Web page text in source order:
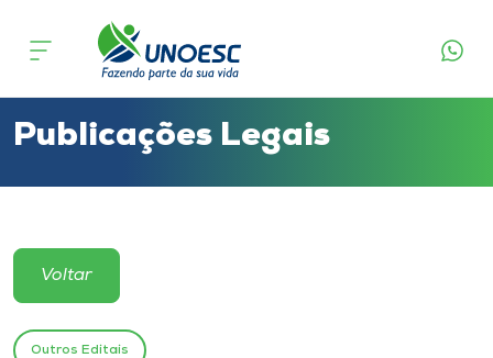
Cursos
Atendimento ao Estudante
Portal de Ensino
Publicações Legais
Voltar
Outros Editais